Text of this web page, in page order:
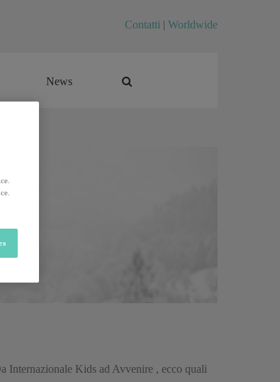
Contatti | Worldwide
News
Internazionale Kids ad Avvenire , ecco quali